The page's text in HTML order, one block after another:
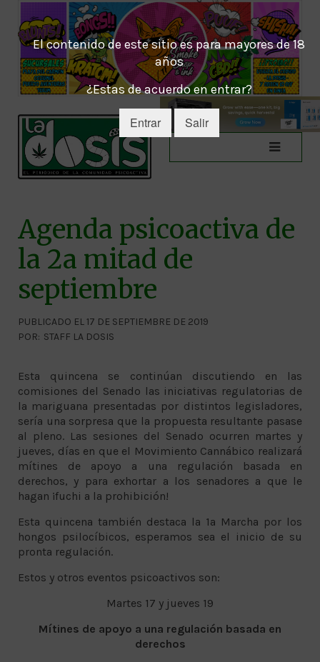
El contenido de este sitio es para mayores de 18
años
¿Estas de acuerdo en entrar?
Entrar Salir
Agenda psicoactiva de
la 2a mitad de
septiembre
PUBLICADO EL 17 DE SEPTIEMBRE DE 2019
POR: STAFF LA DOSIS
Esta quincena se continúan discutiendo en las
comisiones del Senado las iniciativas regulatorias de
la mariguana presentadas por distintos legisladores,
sería una sorpresa que la propuesta resultante pasase
al pleno. Las sesiones del Senado ocurren martes y
jueves, días en que el Movimiento Cannábico realizará
mítines de apoyo a una regulación basada en
derechos, y para exhortar a los senadores a que le
hagan ¡fuchi a la prohibición!
Esta quincena también destaca la 1a Marcha por los
hongos psilocíbicos, esperamos sea el inicio de su
pronta regulación.
Estos y otros eventos psicoactivos son:
Martes 17 y jueves 19
Mítines de apoyo a una regulación basada en
derechos